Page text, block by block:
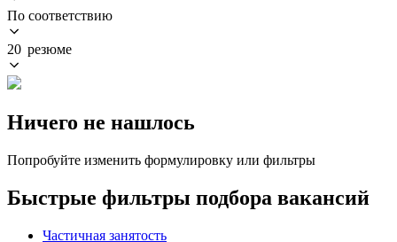
По соответствию
20 резюме
Ничего не нашлось
Попробуйте изменить формулировку или фильтры
Быстрые фильтры подбора вакансий
Частичная занятость